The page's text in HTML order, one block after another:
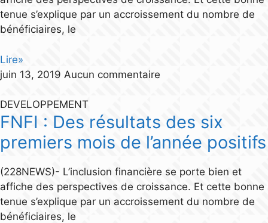
tenue s’explique par un accroissement du nombre de
bénéficiaires, le
Lire»
juin 13, 2019 Aucun commentaire
DEVELOPPEMENT
FNFI : Des résultats des six
premiers mois de l’année positifs
(228NEWS)- L’inclusion financière se porte bien et
affiche des perspectives de croissance. Et cette bonne
tenue s’explique par un accroissement du nombre de
bénéficiaires, le